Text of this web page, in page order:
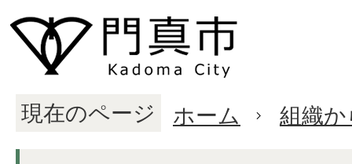
現在のページ ホーム 組織